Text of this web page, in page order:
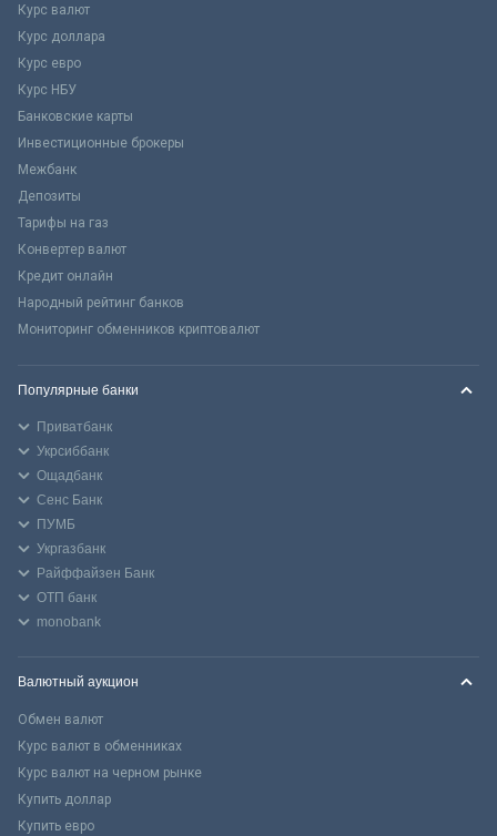
Курс валют
Курс доллара
Курс евро
Курс НБУ
Банковские карты
Инвестиционные брокеры
Межбанк
Депозиты
Тарифы на газ
Конвертер валют
Кредит онлайн
Народный рейтинг банков
Мониторинг обменников криптовалют
Популярные банки
Приватбанк
Укрсиббанк
Ощадбанк
Сенс Банк
ПУМБ
Укргазбанк
Райффайзен Банк
ОТП банк
monobank
Валютный аукцион
Обмен валют
Курс валют в обменниках
Курс валют на черном рынке
Купить доллар
Купить евро